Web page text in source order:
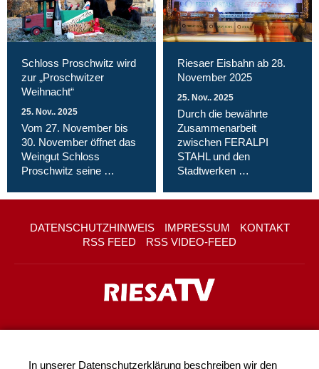
Schloss Proschwitz wird
zur „Proschwitzer
Weihnacht“
25. Nov.. 2025
Vom 27. November bis
30. November öffnet das
Weingut Schloss
Proschwitz seine …
Riesaer Eisbahn ab 28.
November 2025
25. Nov.. 2025
Durch die bewährte
Zusammenarbeit
zwischen FERALPI
STAHL und den
Stadtwerken …
DATENSCHUTZHINWEIS IMPRESSUM
KONTAKT
RSS FEED
RSS VIDEO-FEED
In unserer Datenschutzerklärung beschreiben wir den